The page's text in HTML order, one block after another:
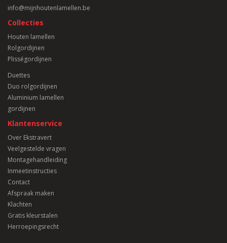
info@mijnhoutenlamellen.be
Collecties
Houten lamellen
Rolgordijnen
Plisségordijnen
Duettes
Duo rolgordijnen
Aluminium lamellen
gordijnen
Klantenservice
Over Ekstravert
Veelgestelde vragen
Montagehandleiding
Inmeetinstructies
Contact
Afspraak maken
Klachten
Gratis kleurstalen
Herroepingsrecht